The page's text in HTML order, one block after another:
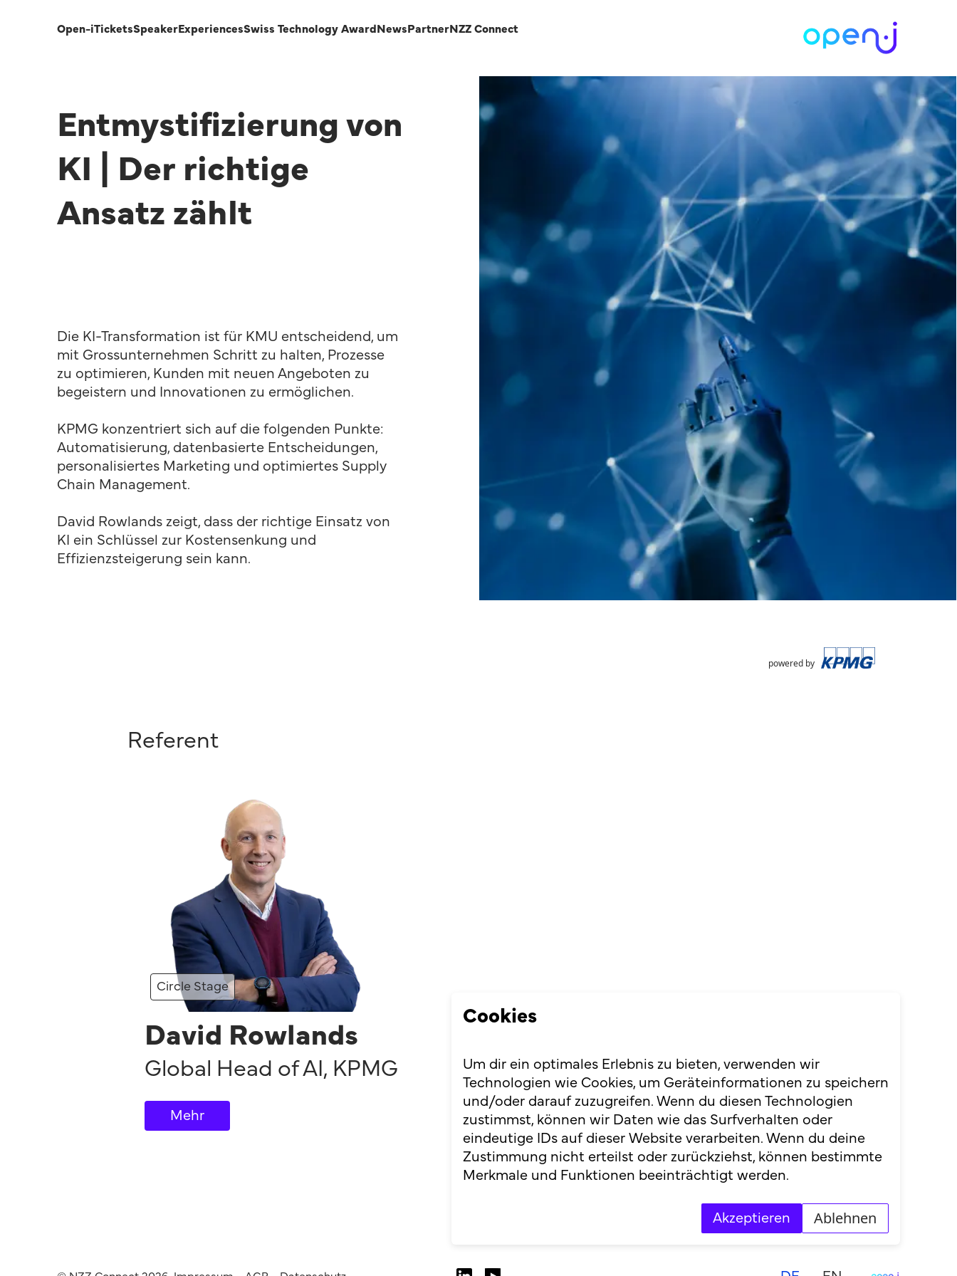
Open-iTicketsSpeakerExperiencesSwiss Technology Award News PartnerNZZ Connect
Entmystifizierung von
KI | Der richtige
Ansatz zählt
Die KI-Transformation ist für KMU entscheidend, um
mit Grossunternehmen Schritt zu halten, Prozesse
zu optimieren, Kunden mit neuen Angeboten zu
begeistern und Innovationen zu ermöglichen.
KPMG konzentriert sich auf die folgenden Punkte:
Automatisierung, datenbasierte Entscheidungen,
personalisiertes Marketing und optimiertes Supply
Chain Management.
David Rowlands zeigt, dass der richtige Einsatz von
KI ein Schlüssel zur Kostensenkung und
Effizienzsteigerung sein kann.
powered by
Referent
Circle Stage
David Rowlands
Global Head of AI , KPMG
Mehr
Cookies
Um dir ein optimales Erlebnis zu bieten, verwenden wir
Technologien wie Cookies, um Geräteinformationen zu speichern
und/oder darauf zuzugreifen. Wenn du diesen Technologien
zustimmst, können wir Daten wie das Surfverhalten oder
eindeutige IDs auf dieser Website verarbeiten. Wenn du deine
Zustimmung nicht erteilst oder zurückziehst, können bestimmte
Merkmale und Funktionen beeinträchtigt werden.
Ablehnen
Akzeptieren